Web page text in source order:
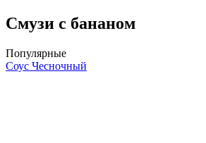
Смузи с бананом
Популярные
Соус Чесночный